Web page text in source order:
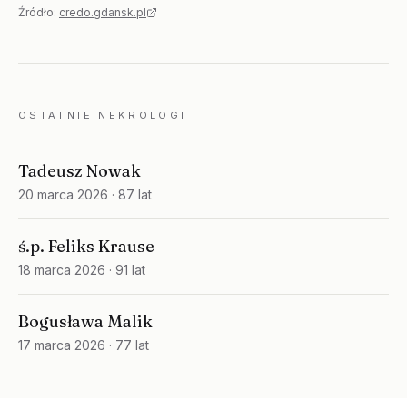
Źródło: credo.gdansk.pl
OSTATNIE NEKROLOGI
Tadeusz Nowak
20 marca 2026 · 87 lat
ś.p. Feliks Krause
18 marca 2026 · 91 lat
Bogusława Malik
17 marca 2026 · 77 lat